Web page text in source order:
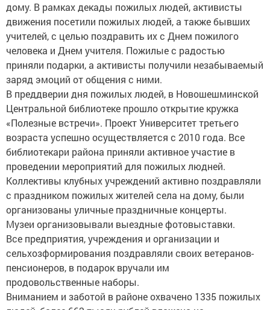
дому. В рамках декады пожилых людей, активисты
движения посетили пожилых людей, а также бывших
учителей, с целью поздравить их с Днем пожилого
человека и Днем учителя. Пожилые с радостью
приняли подарки, а активисты получили незабываемый
заряд эмоций от общения с ними.
В преддверии дня пожилых людей, в Новошешминской
Центральной библиотеке прошло открытие кружка
«Полезные встречи». Проект Университет третьего
возраста успешно осуществляется с 2010 года. Все
библиотекари района приняли активное участие в
проведении мероприятий для пожилых людней.
Коллективы клубных учреждений активно поздравляли
с праздником пожилых жителей села на дому, были
организованы уличные праздничные концерты.
Музеи организовывали выездные фотовыставки.
Все предприятия, учреждения и организации и
сельхозформирования поздравляли своих ветеранов-
пенсионеров, в подарок вручали им
продовольственные наборы.
Вниманием и заботой в районе охвачено 1335 пожилых